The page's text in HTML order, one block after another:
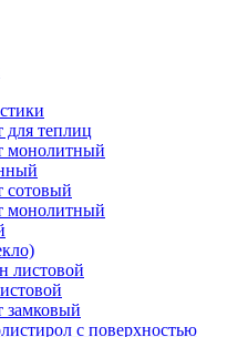
для теплиц
монолитный
сотовый
монолитный
листовой
замковый
с поверхностью